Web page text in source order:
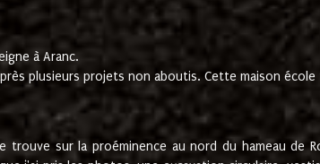
à Aranc.
plusieurs projets non aboutis. Cette maison
trouve sur la proéminence au nord du hameau de